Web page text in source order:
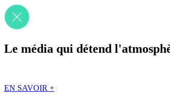
Le média qui détend
EN SAVOIR +